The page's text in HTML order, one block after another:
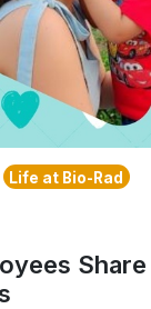
Life at Bio-Rad